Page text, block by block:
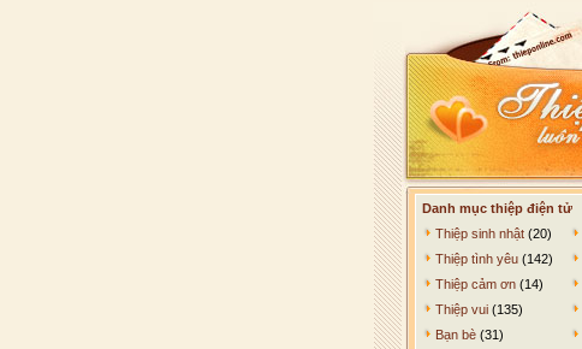
Danh mục thiệp điện tử
Thiệp sinh nhật (20)
Thiệp tình yêu (142)
Thiệp cảm ơn (14)
Thiệp vui (135)
Bạn bè (31)